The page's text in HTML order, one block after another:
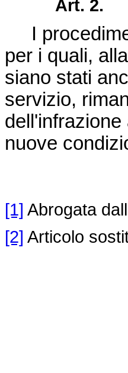
Art. 2.
I
per i quali,
siano stati
servizio,
nuove
[1] Abrogata
[2] Articolo